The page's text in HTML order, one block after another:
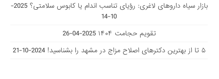
بازار سیاه داروهای لاغری: رؤیای تناسب اندام یا کابوس سلامتی؟
2025-
10-14
تقویم حجامت ۱۴۰۴
2025-04-26
۵ تا از بهترین دکتر‌های اصلاح مزاج در مشهد را بشناسید!
2024-10-21